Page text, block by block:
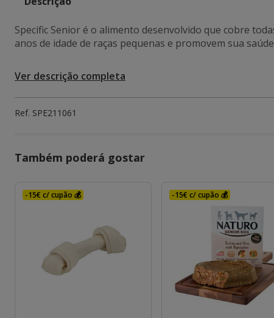
Specific Senior é o alimento desenvolvido que cobre
anos de idade de raças pequenas e promovem sua
Ver descrição completa
Ref. SPE211061
Também poderá gostar
-15€ c/ cupão 💰 -15€ c/ cupão 💰